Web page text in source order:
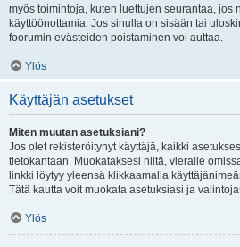
myös toimintoja, kuten luettujen seurantaa, jos
käyttöönottamia. Jos sinulla on sisään tai
foorumin evästeiden poistaminen voi auttaa.
Ylös
Käyttäjän asetukset
Miten muutan asetuksiani?
Jos olet rekisteröitynyt käyttäjä, kaikki
tietokantaan. Muokataksesi niitä, vieraile
linkki löytyy yleensä klikkaamalla
Tätä kautta voit muokata asetuksiasi ja
Ylös